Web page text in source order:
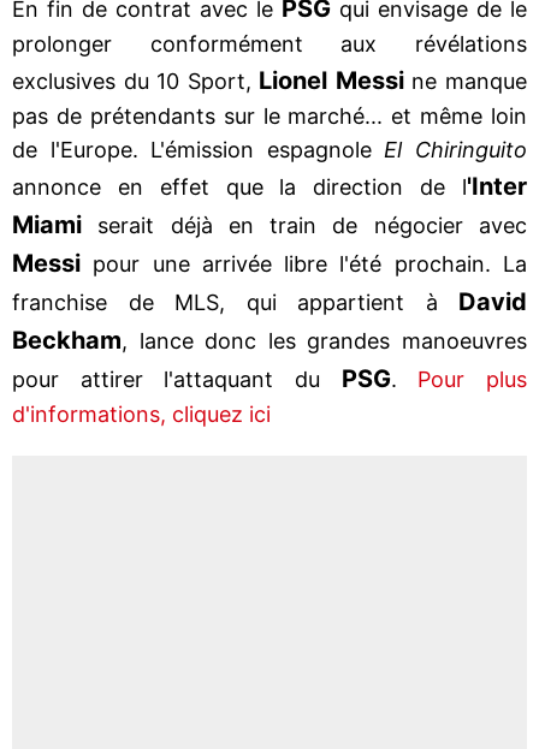
En fin de contrat avec le PSG qui envisage de le
prolonger conformément aux révélations
exclusives du 10 Sport, Lionel Messine manque
pas de prétendants sur le marché... et même loin
de l'Europe. L'émission espagnole El Chiringuito
annonce en effet que la direction de l'Inter
Miami serait déjà en train de négocier avec
Messi pour une arrivée libre l'été prochain. La
franchise de MLS, qui appartient à David
Beckham, lance donc les grandes manoeuvres
pour attirer l'attaquant du PSG. Pour plus
d'informations, cliquez ici